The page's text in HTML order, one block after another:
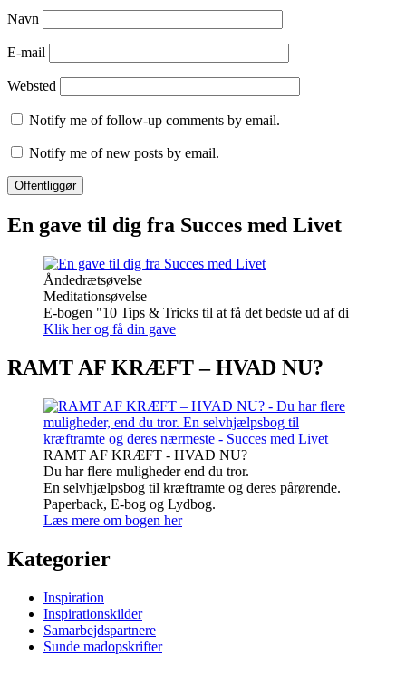
Navn
E-mail
Websted
Notify me of follow-up comments by email.
Notify me of new posts by email.
En gave til dig fra Succes med Livet
Åndedrætsøvelse
Meditationsøvelse
E-bogen "10 Tips & Tricks til at få det bedste ud af di
Klik her og få din gave
RAMT AF KRÆFT – HVAD NU?
RAMT AF KRÆFT - HVAD NU?
Du har flere muligheder end du tror.
En selvhjælpsbog til kræftramte og deres pårørende.
Paperback, E-bog og Lydbog.
Læs mere om bogen her
Kategorier
Inspiration
Inspirationskilder
Samarbejdspartnere
Sunde madopskrifter